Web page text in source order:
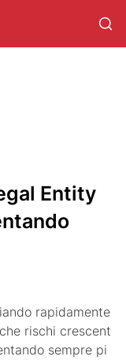
Entity
rapidamente
rischi crescent
sempre pi